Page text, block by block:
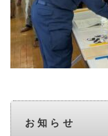
お知らせ